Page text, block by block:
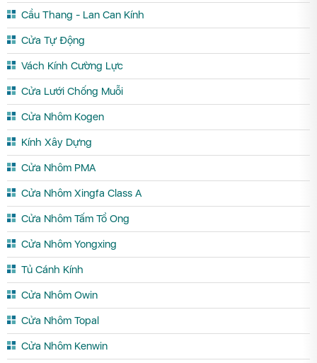
Cầu Thang - Lan Can Kính
Cửa Tự Động
Vách Kính Cường Lực
Cửa Lưới Chống Muỗi
Cửa Nhôm Kogen
Kính Xây Dựng
Cửa Nhôm PMA
Cửa Nhôm Xingfa Class A
Cửa Nhôm Tấm Tổ Ong
Cửa Nhôm Yongxing
Tủ Cánh Kính
Cửa Nhôm Owin
Cửa Nhôm Topal
Cửa Nhôm Kenwin